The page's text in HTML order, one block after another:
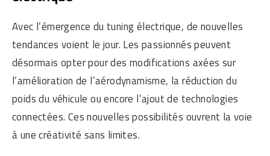
Avec l’émergence du tuning électrique, de nouvelles
tendances voient le jour. Les passionnés peuvent
désormais opter pour des modifications axées sur
l’amélioration de l’aérodynamisme, la réduction du
poids du véhicule ou encore l’ajout de technologies
connectées. Ces nouvelles possibilités ouvrent la voie
à une créativité sans limites.